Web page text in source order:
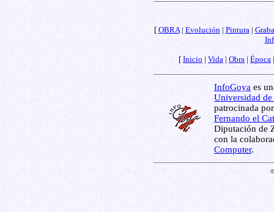
[ OBRA| Evolución| Pintura|
[ Inicio | Vida | Obra | Época
InfoGoya es
Universidad de
patrocinada
Fernando el
Diputación de
con la
Computer.